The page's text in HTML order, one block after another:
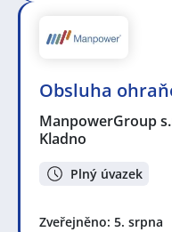
Obsluha
ManpowerGroup
Kladno
Plný úvazek
Zveřejněno: 5. srpna